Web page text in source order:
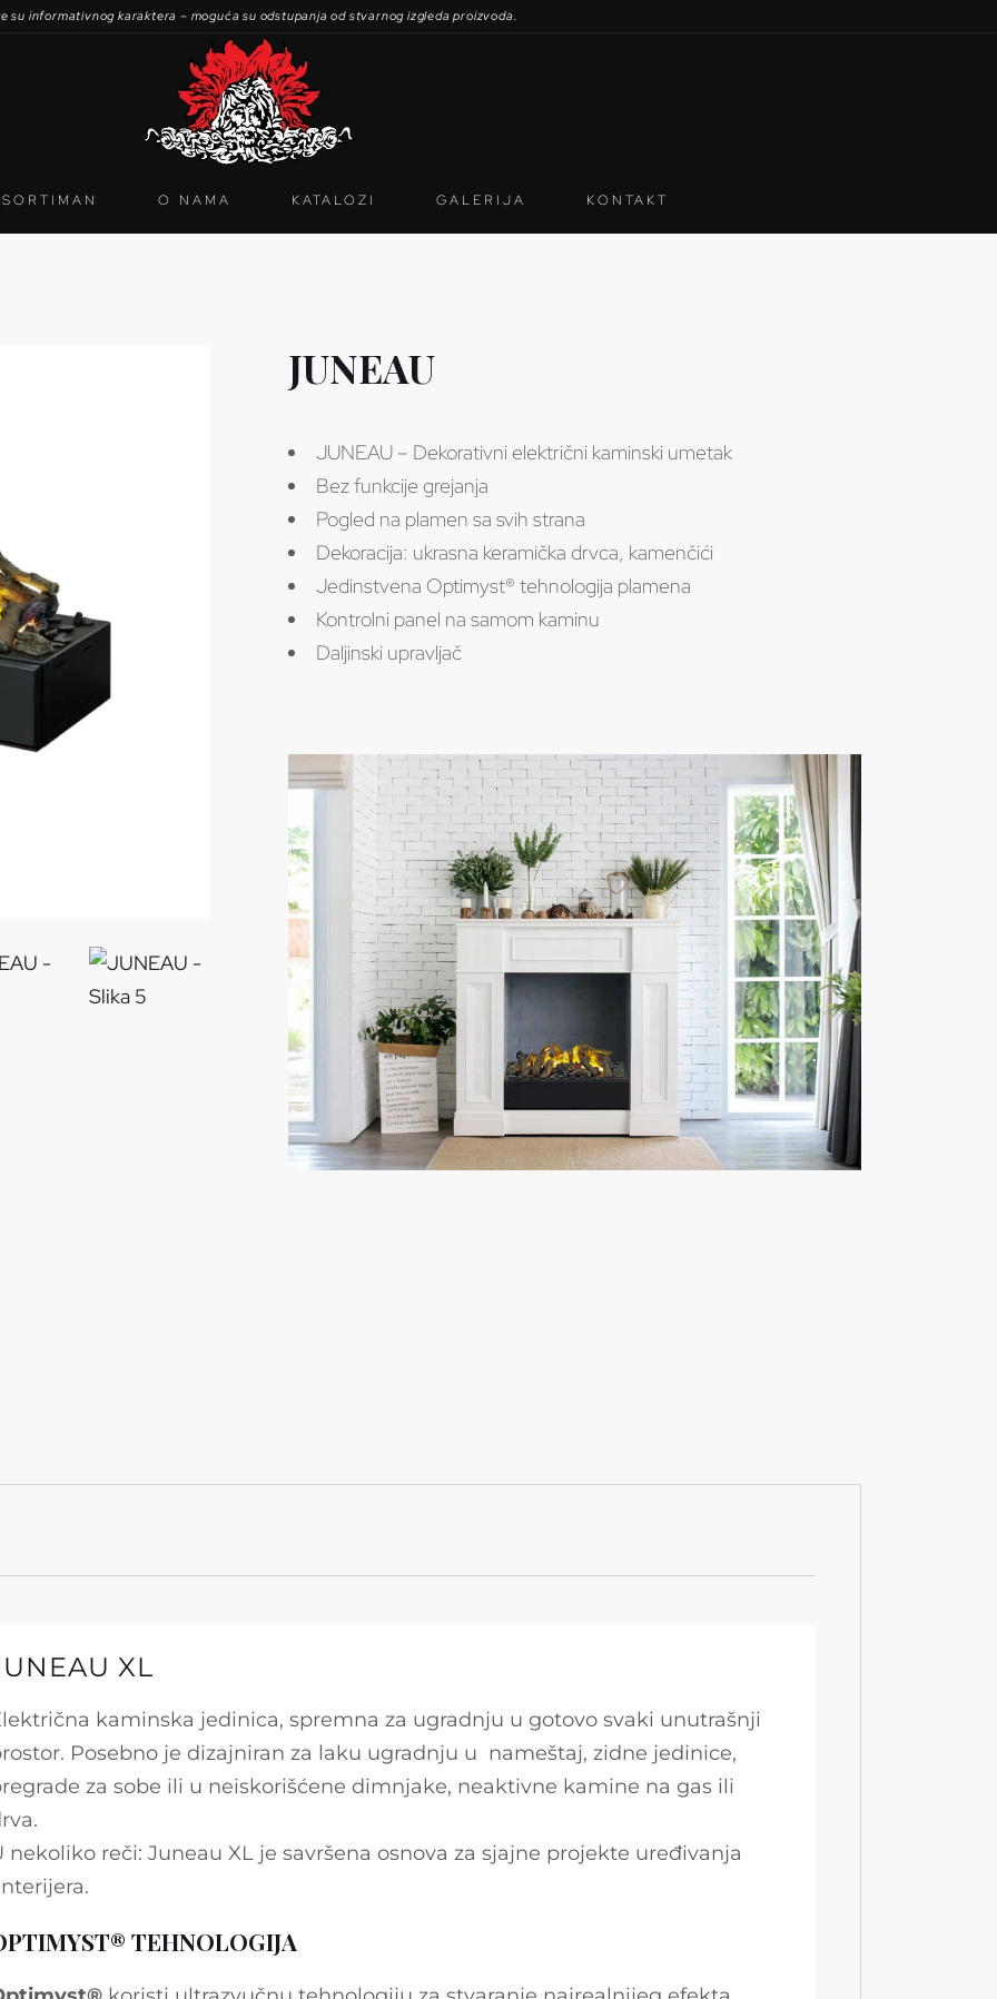
O NAMA KATALOZI GALERIJA KONTAKT
JUNEAU
JUNEAU – Dekorativni električni kaminski umetak
Bez funkcije grejanja
Pogled na plamen sa svih strana
Dekoracija: ukrasna keramička drvca, kamenčići
Jedinstvena Optimyst® tehnologija plamena
Kontrolni panel na samom kaminu
Daljinski upravljač
XL
kaminska jedinica, spremna za ugradnju u gotovo svaki unutrašnji
Posebno je dizajniran za laku ugradnju u nameštaj, zidne jedinice,
za sobe ili u neiskorišćene dimnjake, neaktivne kamine na gas ili
nekoliko reči: Juneau XL je savršena osnova za sjajne projekte uređivanja
TEHNOLOGIJA
su informativnog karaktera – moguća su odstupanja od stvarnog izgleda proizvoda.